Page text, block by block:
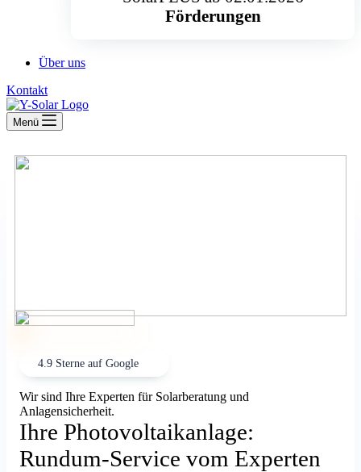
Förderungen
Über uns
Kontakt
Menü
4.9 Sterne auf Google
Wir sind Ihre Experten für Solarberatung und
Anlagensicherheit.
Ihre Photovoltaikanlage:
Rundum-Service vom Experten